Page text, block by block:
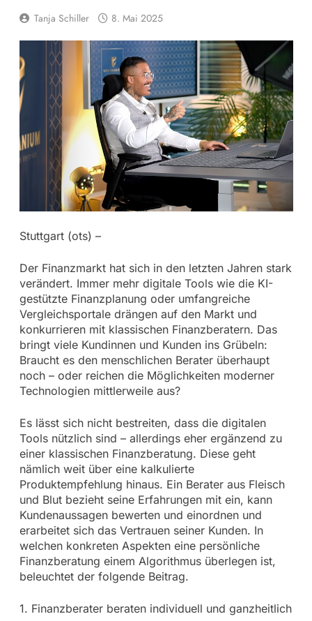
Tanja Schiller 8. Mai 2025
Stuttgart (ots) –
Der Finanzmarkt hat sich in den letzten Jahren stark
verändert. Immer mehr digitale Tools wie die KI-
gestützte Finanzplanung oder umfangreiche
Vergleichsportale drängen auf den Markt und
konkurrieren mit klassischen Finanzberatern. Das
bringt viele Kundinnen und Kunden ins Grübeln:
Braucht es den menschlichen Berater überhaupt
noch – oder reichen die Möglichkeiten moderner
Technologien mittlerweile aus?
Es lässt sich nicht bestreiten, dass die digitalen
Tools nützlich sind – allerdings eher ergänzend zu
einer klassischen Finanzberatung. Diese geht
nämlich weit über eine kalkulierte
Produktempfehlung hinaus. Ein Berater aus Fleisch
und Blut bezieht seine Erfahrungen mit ein, kann
Kundenaussagen bewerten und einordnen und
erarbeitet sich das Vertrauen seiner Kunden. In
welchen konkreten Aspekten eine persönliche
Finanzberatung einem Algorithmus überlegen ist,
beleuchtet der folgende Beitrag.
1. Finanzberater beraten individuell und ganzheitlich